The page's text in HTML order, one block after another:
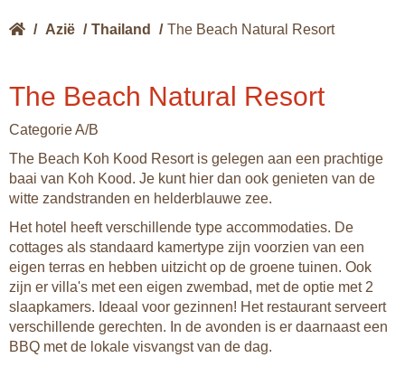
/ Azië / Thailand / The Beach Natural Resort
The Beach Natural Resort
Categorie A/B
The Beach Koh Kood Resort is gelegen aan een prachtige
baai van Koh Kood. Je kunt hier dan ook genieten van de
witte zandstranden en helderblauwe zee.
Het hotel heeft verschillende type accommodaties. De
cottages als standaard kamertype zijn voorzien van een
eigen terras en hebben uitzicht op de groene tuinen. Ook
zijn er villa's met een eigen zwembad, met de optie met 2
slaapkamers. Ideaal voor gezinnen! Het restaurant serveert
verschillende gerechten. In de avonden is er daarnaast een
BBQ met de lokale visvangst van de dag.